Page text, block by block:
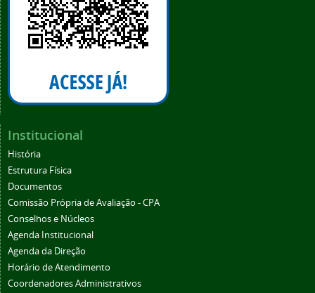
Institucional
História
Estrutura Física
Documentos
Comissão Própria de Avaliação - CPA
Conselhos e Núcleos
Agenda Institucional
Agenda da Direção
Horário de Atendimento
Coordenadores Administrativos